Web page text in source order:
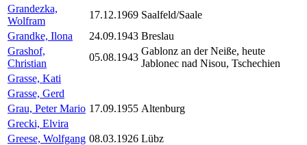
Grandezka,
Wolfram
17.12.1969 Saalfeld/Saale
Grandke, Ilona
24.09.1943 Breslau
Grashof,
Christian
05.08.1943
Gablonz an der Neiße, heute
Jablonec nad Nisou, Tschechien
Grasse, Kati
Grasse, Gerd
Grau, Peter Mario 17.09.1955 Altenburg
Grecki, Elvira
Greese, Wolfgang 08.03.1926 Lübz